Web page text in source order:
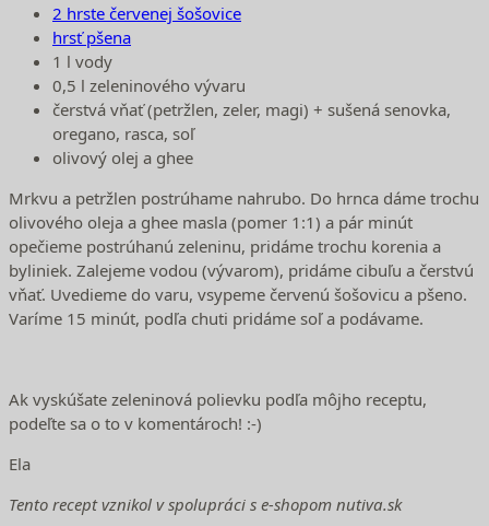
2 hrste červenej šošovice
hrsť pšena
1 l vody
0,5 l zeleninového vývaru
čerstvá vňať (petržlen, zeler, magi) + sušená senovka,
oregano, rasca, soľ
olivový olej a ghee
Mrkvu a petržlen postrúhame nahrubo. Do hrnca dáme trochu
olivového oleja a ghee masla (pomer 1:1) a pár minút
opečieme postrúhanú zeleninu, pridáme trochu korenia a
byliniek. Zalejeme vodou (vývarom), pridáme cibuľu a čerstvú
vňať. Uvedieme do varu, vsypeme červenú šošovicu a pšeno.
Varíme 15 minút, podľa chuti pridáme soľ a podávame.
Ak vyskúšate zeleninová polievku podľa môjho receptu,
podeľte sa o to v komentároch! :-)
Ela
Tento recept vznikol v spolupráci s e-shopom nutiva.sk